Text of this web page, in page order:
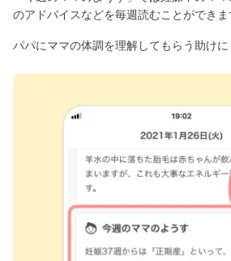
のアドバイスなどを毎週読むことができま
パパにママの体調を理解してもらう助けに